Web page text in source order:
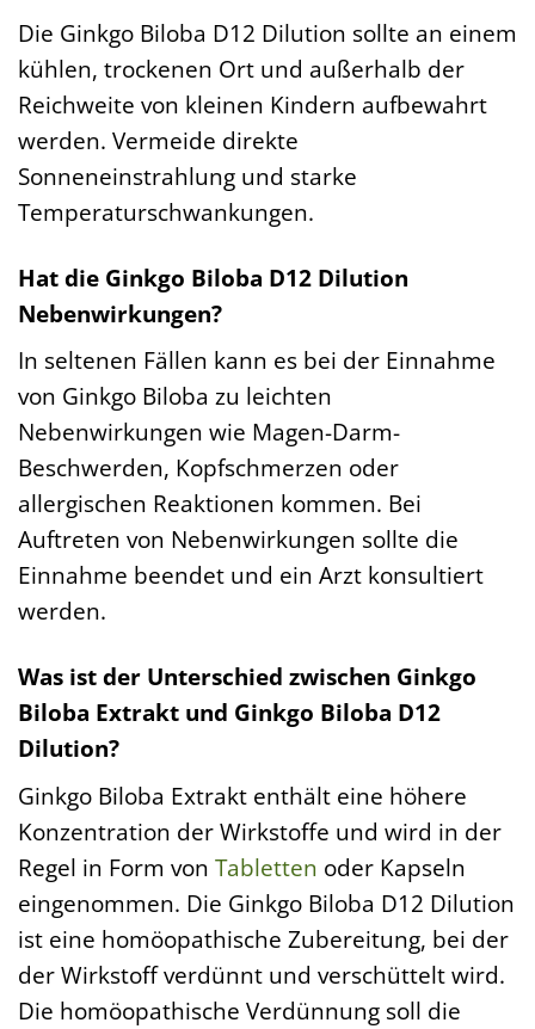
Die Ginkgo Biloba D12 Dilution sollte an einem
kühlen, trockenen Ort und außerhalb der
Reichweite von kleinen Kindern aufbewahrt
werden. Vermeide direkte
Sonneneinstrahlung und starke
Temperaturschwankungen.
Hat die Ginkgo Biloba D12 Dilution
Nebenwirkungen?
In seltenen Fällen kann es bei der Einnahme
von Ginkgo Biloba zu leichten
Nebenwirkungen wie Magen-Darm-
Beschwerden, Kopfschmerzen oder
allergischen Reaktionen kommen. Bei
Auftreten von Nebenwirkungen sollte die
Einnahme beendet und ein Arzt konsultiert
werden.
Was ist der Unterschied zwischen Ginkgo
Biloba Extrakt und Ginkgo Biloba D12
Dilution?
Ginkgo Biloba Extrakt enthält eine höhere
Konzentration der Wirkstoffe und wird in der
Regel in Form von Tabletten oder Kapseln
eingenommen. Die Ginkgo Biloba D12 Dilution
ist eine homöopathische Zubereitung, bei der
der Wirkstoff verdünnt und verschüttelt wird.
Die homöopathische Verdünnung soll die